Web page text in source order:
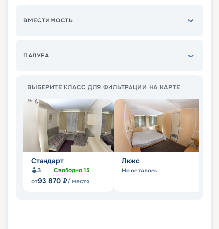
ВМЕСТИМОСТЬ
ПАЛУБА
ВЫБЕРИТЕ КЛАСС ДЛЯ ФИЛЬТРАЦИИ НА КАРТЕ
Стандарт
3 Свободно15
от93 870 ₽/ место
Люкс
Не осталось